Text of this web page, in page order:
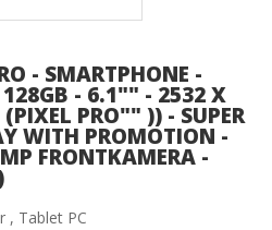
- SMARTPHONE -
- 6.1"" - 2532 X
PRO"" )) - SUPER
WITH PROMOTION -
FRONTKAMERA -
, Tablet PC